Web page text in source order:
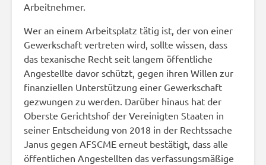
Arbeitnehmer.
Wer an einem Arbeitsplatz tätig ist, der von einer
Gewerkschaft vertreten wird, sollte wissen, dass
das texanische Recht seit langem öffentliche
Angestellte davor schützt, gegen ihren Willen zur
finanziellen Unterstützung einer Gewerkschaft
gezwungen zu werden. Darüber hinaus hat der
Oberste Gerichtshof der Vereinigten Staaten in
seiner Entscheidung von 2018 in der Rechtssache
Janus gegen AFSCME erneut bestätigt, dass alle
öffentlichen Angestellten das verfassungsmäßige